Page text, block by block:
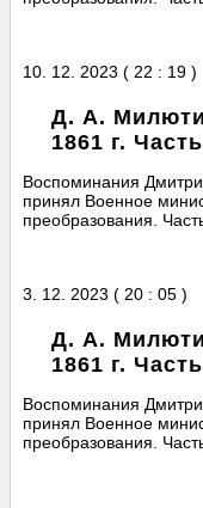
10. 12. 2023 ( 22 : 19 )
Д. А.
1861 г.
Воспоминания
принял Военное
преобразования.
3. 12. 2023 ( 20 : 05 )
Д. А.
1861 г.
Воспоминания
принял Военное
преобразования.